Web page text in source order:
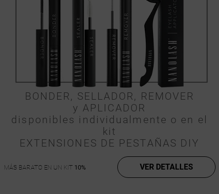
BONDER, SELLADOR, REMOVER
y APLICADOR
disponibles individualmente o en el
kit
EXTENSIONES DE PESTAÑAS DIY
MÁS BARATO EN UN KIT 10% VER DETALLES